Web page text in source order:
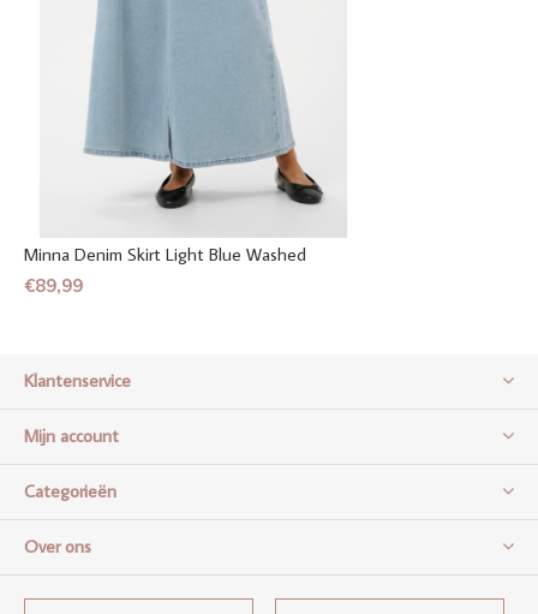
Minna Denim Skirt Light Blue Washed
€89,99
Klantenservice
Mijn account
Categorieën
Over ons